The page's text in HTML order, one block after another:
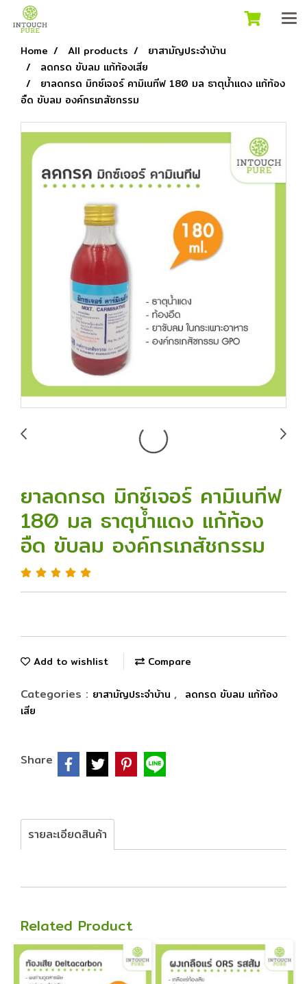
Home All products
ยาสามัญประจำบ้าน
ลดกรด ขับลม แก้ท้องเสีย
ยาลดกรด มิกซ์เจอร์ คามิเนทีฟ 180 มล ธาตุน้ำแดง แก้ท้อง
อืด ขับลม องค์กรเภสัชกรรม
ยาลดกรด มิกซ์เจอร์ คามิเนทีฟ
180 มล ธาตุน้ำแดง แก้ท้อง
อืด ขับลม องค์กรเภสัชกรรม
Add to wishlist Compare
Categories : ยาสามัญประจำบ้าน ,
ลดกรด ขับลม แก้ท้อง
เสีย
Share
รายละเอียดสินค้า
Related Product